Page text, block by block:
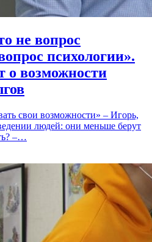
не вопрос
психологии».
о возможности
свои возможности» – Игорь,
людей: они меньше берут
–…